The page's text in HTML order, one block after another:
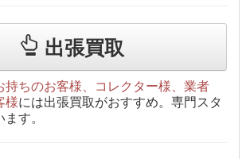
出張買取
持ちのお客様、コレクター様、業者
様には出張買取がおすすめ。専門スタ
す。